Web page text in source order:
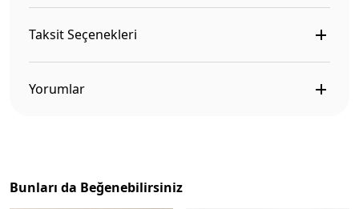
Taksit Seçenekleri
Yorumlar
Bunları da Beğenebilirsiniz